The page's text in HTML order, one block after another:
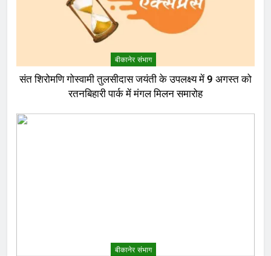
बीकानेर संभाग
संत शिरोमणि गोस्वामी तुलसीदास जयंती के उपलक्ष्य में 9 अगस्त को
रतनबिहारी पार्क में मंगल मिलन समारोह
बीकानेर संभाग